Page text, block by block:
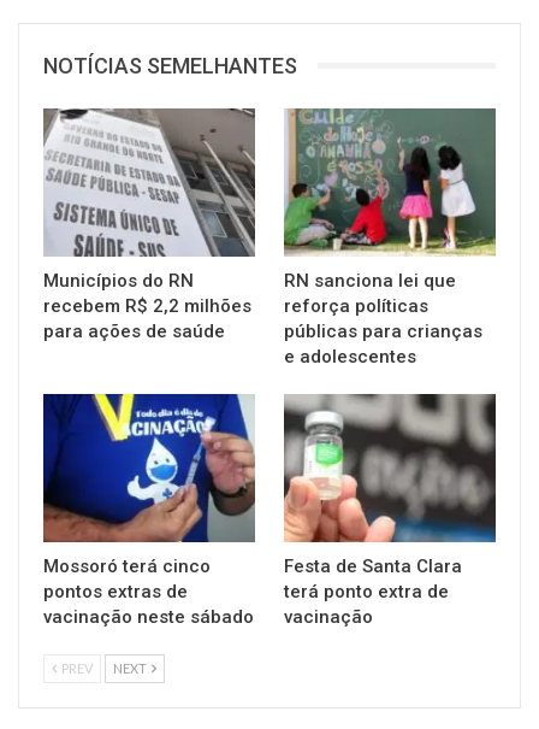
NOTÍCIAS SEMELHANTES
Municípios do RN
recebem R$ 2,2 milhões
para ações de saúde
RN sanciona lei que
reforça políticas
públicas para crianças
e adolescentes
Mossoró terá cinco
pontos extras de
vacinação neste sábado
Festa de Santa Clara
terá ponto extra de
vacinação
PREV NEXT